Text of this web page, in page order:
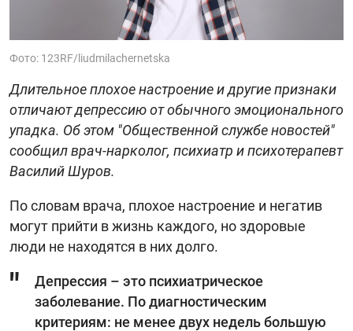
Фото: 123RF/liudmilachernetska
Длительное плохое настроение и другие признаки
отличают депрессию от обычного эмоционального
упадка. Об этом "‎Общественной службе новостей"‎
сообщил врач-нарколог, психиатр и психотерапевт
Василий Шуров.
По словам врача, плохое настроение и негатив
могут прийти в жизнь каждого, но здоровые
люди не находятся в них долго.
Депрессия – это психиатрическое
заболевание. По диагностическим
критериям: не менее двух недель большую